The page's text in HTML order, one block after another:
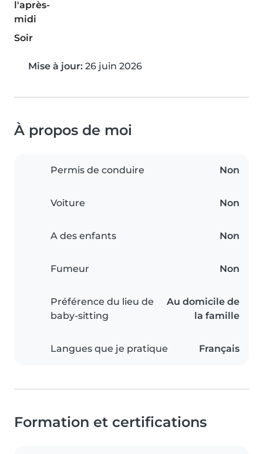
l'après-
midi
Soir
Mise à jour: 26 juin 2026
À propos de moi
Permis de conduire Non
Voiture Non
A des enfants Non
Fumeur Non
Préférence du lieu de
baby-sitting
Au domicile de
la famille
Langues que je pratique Français
Formation et certifications